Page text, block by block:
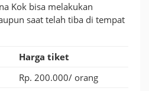
Kok bisa melakukan
saat telah tiba di tempat
Harga tiket
Rp. 200.000/ orang